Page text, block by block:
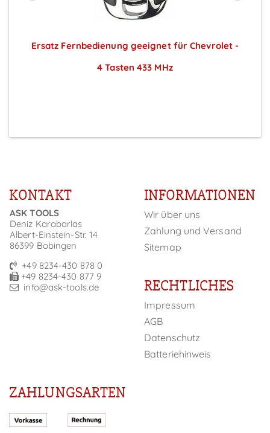
Ersatz Fernbedienung geeignet für Chevrolet -
4 Tasten 433 MHz
KONTAKT
ASK TOOLS
Deniz Karabarlas
Albert-Einstein-Str. 14
86399 Bobingen
+49 8234-430 878 0
+49 8234-430 877 9
info@ask-tools.de
INFORMATIONEN
Wir über uns
Zahlung und Versand
Sitemap
RECHTLICHES
Impressum
AGB
Datenschutz
Batteriehinweis
ZAHLUNGSARTEN